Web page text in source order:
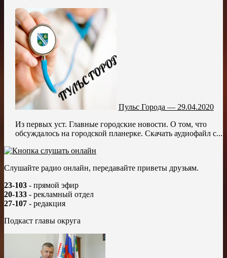
Пульс Города — 29.04.2020
Из первых уст. Главные городские новости. О том, что
обсуждалось на городской планерке. Скачать аудиофайл с...
Слушайте радио онлайн, передавайте приветы друзьям.
23-103 - прямой эфир
20-133 - рекламный отдел
27-107 - редакция
Подкаст главы округа